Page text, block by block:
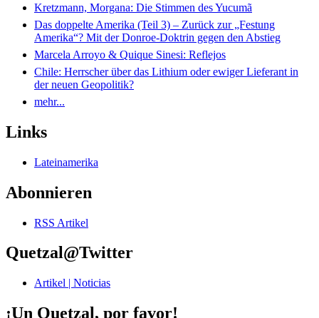
Kretzmann, Morgana: Die Stimmen des Yucumã
Das doppelte Amerika (Teil 3) – Zurück zur „Festung
Amerika“? Mit der Donroe-Doktrin gegen den Abstieg
Marcela Arroyo & Quique Sinesi: Reflejos
Chile: Herrscher über das Lithium oder ewiger Lieferant in
der neuen Geopolitik?
mehr...
Links
Lateinamerika
Abonnieren
RSS Artikel
Quetzal@Twitter
Artikel | Noticias
¡Un Quetzal, por favor!